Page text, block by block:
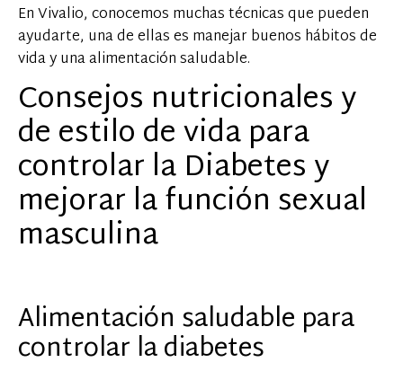
En Vivalio, conocemos muchas técnicas que pueden
ayudarte, una de ellas es manejar buenos hábitos de
vida y una alimentación saludable.
Consejos nutricionales y
de estilo de vida para
controlar la Diabetes y
mejorar la función sexual
masculina
Alimentación saludable para
controlar la diabetes